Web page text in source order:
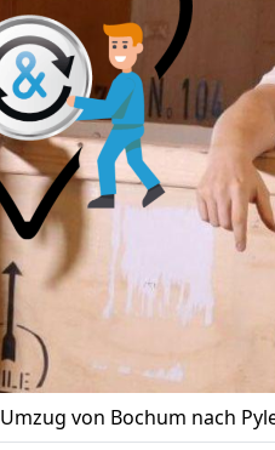
Umzug von Bochum nach